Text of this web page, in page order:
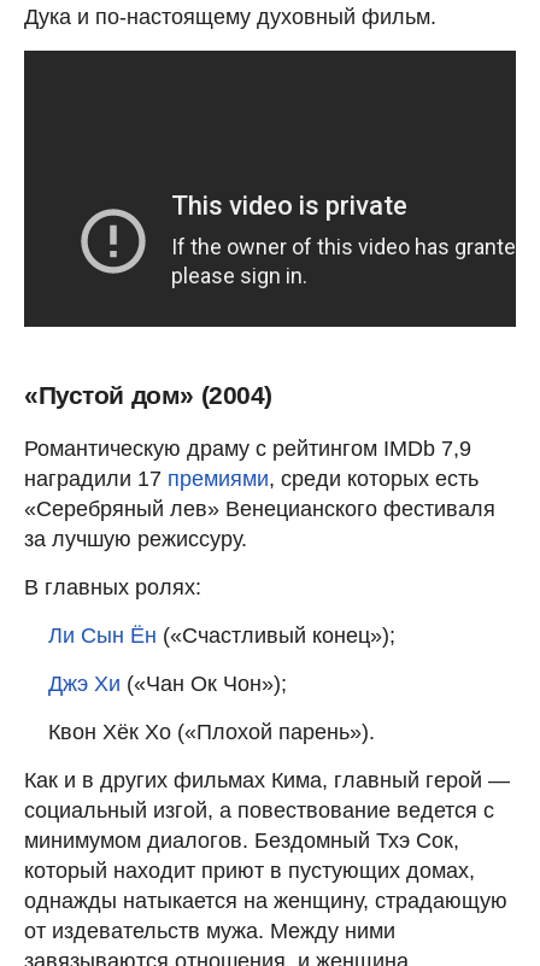
Дука и по-настоящему духовный фильм.
«Пустой дом» (2004)
Романтическую драму с рейтингом IMDb 7,9
наградили 17 премиями, среди которых есть
«Серебряный лев» Венецианского фестиваля
за лучшую режиссуру.
В главных ролях:
Ли Сын Ён («Счастливый конец»);
Джэ Хи («Чан Ок Чон»);
Квон Хёк Хо («Плохой парень»).
Как и в других фильмах Кима, главный герой —
социальный изгой, а повествование ведется с
минимумом диалогов. Бездомный Тхэ Сок,
который находит приют в пустующих домах,
однажды натыкается на женщину, страдающую
от издевательств мужа. Между ними
завязываются отношения, и женщина